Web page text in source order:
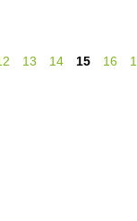
13 14 15 16